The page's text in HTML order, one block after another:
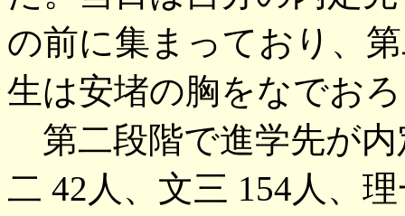
の前に集まっており、
生は安堵の胸をなでお
第二段階で進学先が内
二 42人、文三 154人、